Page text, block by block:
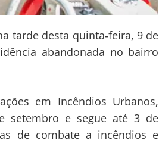
tarde desta quinta‑feira, 9 de
abandonada no bairro
em Incêndios Urbanos,
setembro e segue até 3 de
de combate a incêndios e